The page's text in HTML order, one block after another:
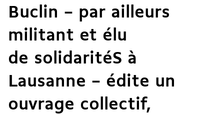
Buclin – par ailleurs
militant et élu
de solidaritéS à
Lausanne – édite un
ouvrage collectif,